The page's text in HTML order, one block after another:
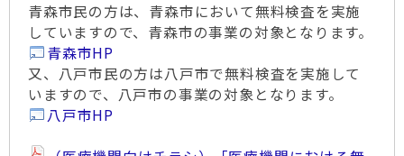
青森市民の方は、青森市において無料検査を実施
していますので、青森市の事業の対象となります。
青森市HP
又、八戸市民の方は八戸市で無料検査を実施して
いますので、八戸市の事業の対象となります。
八戸市HP